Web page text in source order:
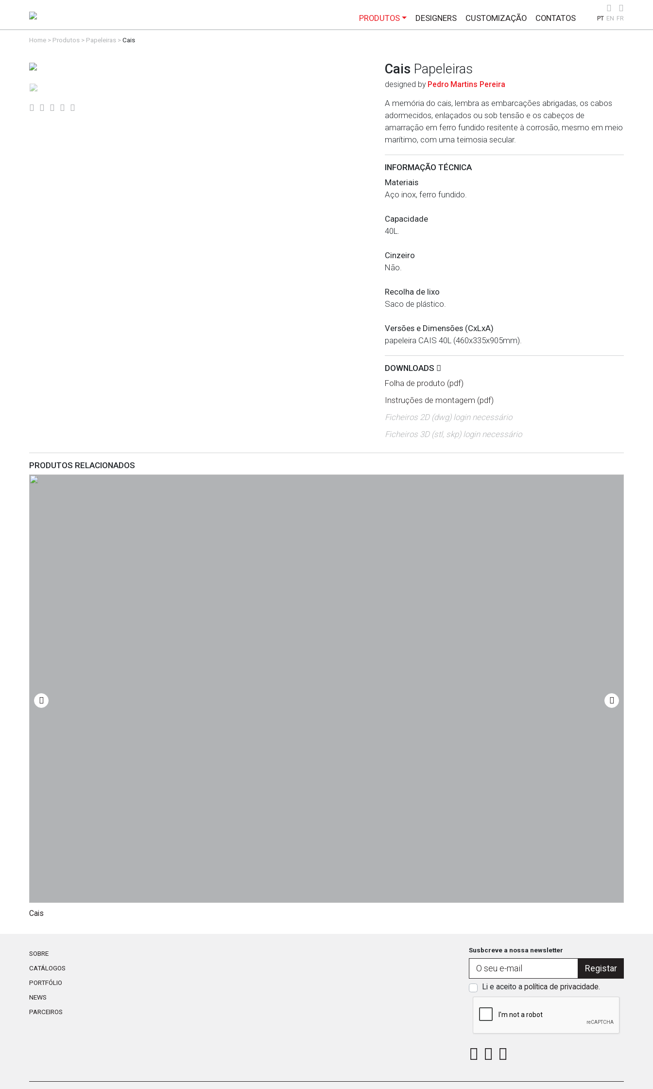
PRODUTOS DESIGNERS CUSTOMIZAÇÃO CONTATOS PT EN FR
Home > Produtos > Papeleiras >Cais
Cais Papeleiras
designed by Pedro Martins Pereira
A memória do cais, lembra as embarcações abrigadas, os cabos
adormecidos, enlaçados ou sob tensão e os cabeços de
amarração em ferro fundido resitente à corrosão, mesmo em meio
marítimo, com uma teimosia secular.
INFORMAÇÃO TÉCNICA
Materiais
Aço inox, ferro fundido.
Capacidade
40L.
Cinzeiro
Não.
Recolha de lixo
Saco de plástico.
Versões e Dimensões (CxLxA)
papeleira CAIS 40L (460x335x905mm).
DOWNLOADS
Folha de produto (pdf)
Instruções de montagem (pdf)
Ficheiros 2D (dwg) login necessário
Ficheiros 3D (stl, skp) login necessário
PRODUTOS RELACIONADOS
Cais
SOBRE
CATÁLOGOS
PORTFÓLIO
NEWS
PARCEIROS
Susbcreve a nossa newsletter
Registar
Li e aceito a política de privacidade.